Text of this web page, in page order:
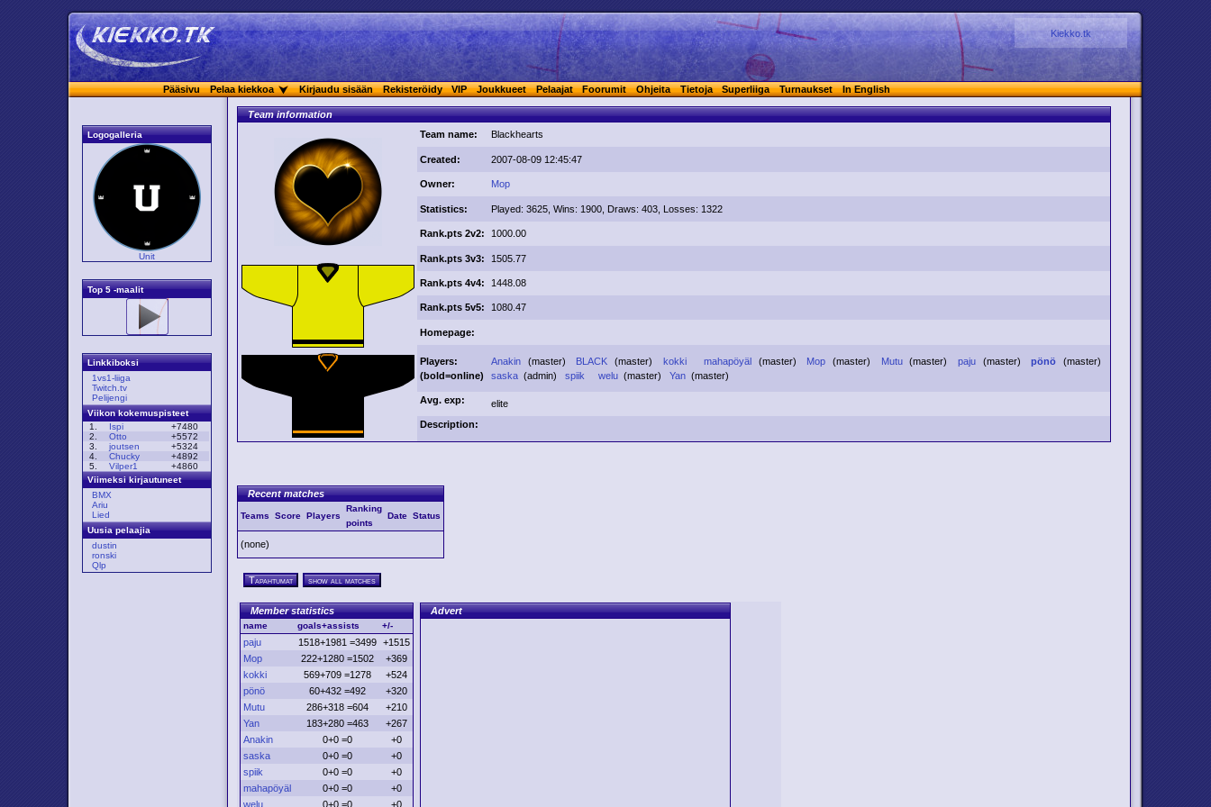
Kiekko.tk
Pääsivu Pelaa kiekkoa Kirjaudu sisään Rekisteröidy VIP Joukkueet Pelaajat Foorumit Ohjeita Tietoja Superliiga Turnaukset In English
Logogalleria
Unit
Top 5 -maalit
Linkkiboksi
1vs1-liiga
Twitch.tv
Pelijengi
Viikon kokemuspisteet
1.
Ispi
+7480
2.
Otto
+5572
3.
joutsen
+5324
4.
Chucky
+4892
5.
Vilper1
+4860
Viimeksi kirjautuneet
BMX
Ariu
Lied
Uusia pelaajia
dustin
ronski
Qlp
Team information
Team name:
Blackhearts
Created: 2007-08-09 12:45:47
Owner: Mop
Statistics: Played: 3625, Wins: 1900, Draws: 403, Losses: 1322
Rank.pts 2v2: 1000.00
Rank.pts 3v3: 1505.77
Rank.pts 4v4: 1448.08
Rank.pts 5v5: 1080.47
Homepage:
Players:
(bold=online)
Anakin (master) BLACK (master) kokki mahapöyäl (master) Mop (master) Mutu (master) paju (master)pönö
(master)
saska (admin)spiik welu (master)Yan (master)
Avg. exp:
elite
Description:
Recent matches
Teams Score Players
Ranking
points
Date Status
(none)
Tapahtumat show all matches
Member statistics
name goals+assists +/-
paju 1518+1981 =3499
+1515
Mop
222+1280 =1502
+369
kokki
569+709 =1278
+524
pönö
60+432 =492
+320
Mutu
286+318 =604
+210
Yan
183+280 =463
+267
Anakin
0+0 =0
+0
saska
0+0 =0
+0
spiik
0+0 =0
+0
mahapöyäl
0+0 =0
+0
welu
0+0 =0 +0
Advert